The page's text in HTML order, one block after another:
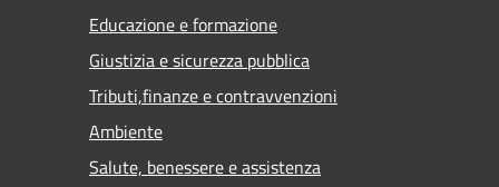
Educazione e formazione
Giustizia e sicurezza pubblica
Tributi,finanze e contravvenzioni
Ambiente
Salute, benessere e assistenza